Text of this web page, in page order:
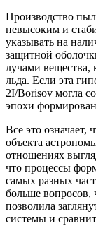
Производство
невысоким и
указывать на
защитной
лучами вещества,
льда. Если эта
2I/Borisov могла
эпохи
Все это означает,
объекта
отношениях
что процессы
самых разных
больше вопросов,
позволила
системы и